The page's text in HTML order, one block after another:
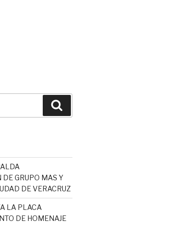
GRUPO MAS Y
DE VERACRUZ
LA PLACA
DE HOMENAJE